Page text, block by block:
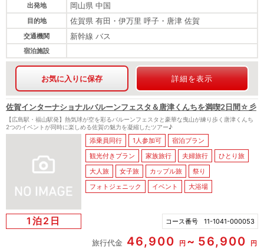
出発地
岡山県 中国
目的地 佐賀県 有田・伊万里 呼子・唐津 佐賀
交通機関 新幹線 バス
宿泊施設
お気に入りに保存 詳細を表示
佐賀インターナショナルバルーンフェスタ＆唐津くんちを満喫2日間☆彡
【広島駅・福山駅発】熱気球が空を彩るバルーンフェスタと豪華な曳山が練り歩く唐津くんち
2つのイベントが同時に楽しめる佐賀の魅力を凝縮したツアー♪
添乗員同行 1人参加可
宿泊プラン
観光付きプラン
家族旅行 夫婦旅行
ひとり旅
大人旅
女子旅 カップル旅
祭り
フォトジェニック
イベント 大浴場
1泊2日 コース番号 11-1041-000053
旅行代金 46,900 円 56,900 円